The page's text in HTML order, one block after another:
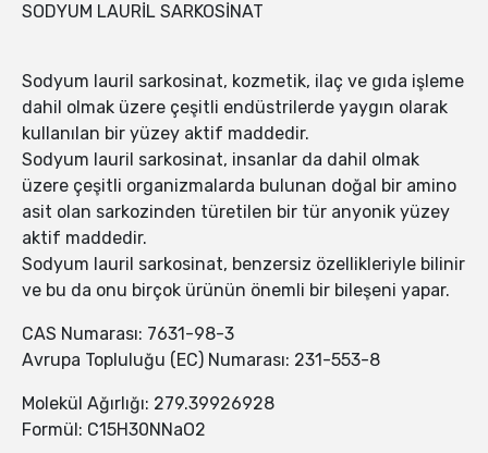
SODYUM LAURİL SARKOSİNAT
Sodyum lauril sarkosinat, kozmetik, ilaç ve gıda işleme
dahil olmak üzere çeşitli endüstrilerde yaygın olarak
kullanılan bir yüzey aktif maddedir.
Sodyum lauril sarkosinat, insanlar da dahil olmak
üzere çeşitli organizmalarda bulunan doğal bir amino
asit olan sarkozinden türetilen bir tür anyonik yüzey
aktif maddedir.
Sodyum lauril sarkosinat, benzersiz özellikleriyle bilinir
ve bu da onu birçok ürünün önemli bir bileşeni yapar.
CAS Numarası: 7631-98-3
Avrupa Topluluğu (EC) Numarası: 231-553-8
Molekül Ağırlığı: 279.39926928
Formül: C15H30NNaO2